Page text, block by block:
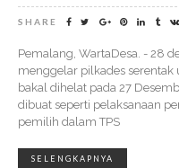
SHARE
Pemalang, WartaDesa. - 28
menggelar pilkades serentak
bakal dihelat pada 27
dibuat seperti pelaksanaan
pemilih dalam TPS
SELENGKAPNYA